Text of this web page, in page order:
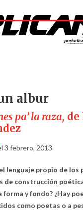
albur
pa’ la raza, de
3 febrero, 2013
el lenguaje propio de
de construcción
y fondo? ¿Hay
como poetas o a